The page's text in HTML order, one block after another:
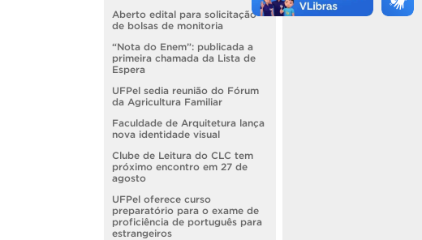
Aberto edital para solicitação
de bolsas de monitoria
“Nota do Enem”: publicada a
primeira chamada da Lista de
Espera
UFPel sedia reunião do Fórum
da Agricultura Familiar
Faculdade de Arquitetura lança
nova identidade visual
Clube de Leitura do CLC tem
próximo encontro em 27 de
agosto
UFPel oferece curso
preparatório para o exame de
proficiência de português para
estrangeiros